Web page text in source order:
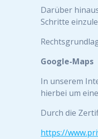
Darüber
Schritte
Google-Maps
In unserem
hierbei um
Durch die
https://